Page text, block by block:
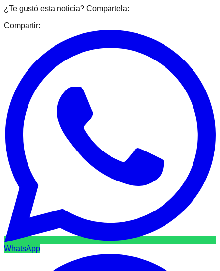
¿Te gustó esta noticia? Compártela:
Compartir:
WhatsApp